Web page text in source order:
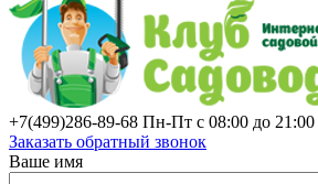
+7(499)286-89-68 Пн-Пт с 08:00 до 21:00
Заказать обратный звонок
Ваше имя